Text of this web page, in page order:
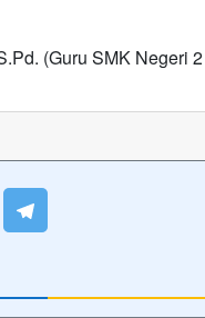
(Guru SMK Negeri